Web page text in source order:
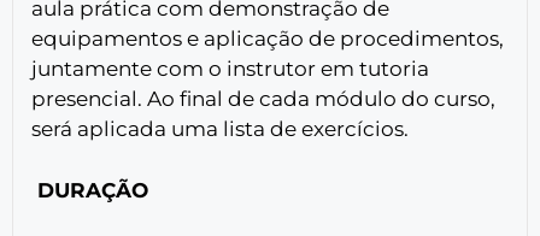
aula prática com demonstração de
equipamentos e aplicação de procedimentos,
juntamente com o instrutor em tutoria
presencial. Ao final de cada módulo do curso,
será aplicada uma lista de exercícios.
DURAÇÃO